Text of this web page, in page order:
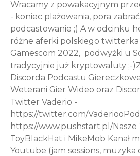
Wracamy z powakacyjnym
- koniec plażowania, pora zabrać
podcastowanie ;) A w odcinku
różne aferki polskiego
Gamescom 2022, podwyżki u
tradycyjnie już kryptowaluty ;-
Discorda Podcastu
Weterani Gier Wideo oraz
Twitter Vaderio -
https://twitter.com/
https://www.pushstart.pl/Nasze
ToyBlackHat i MikeMob Kanał
Youtube (jam sessions, muzyka